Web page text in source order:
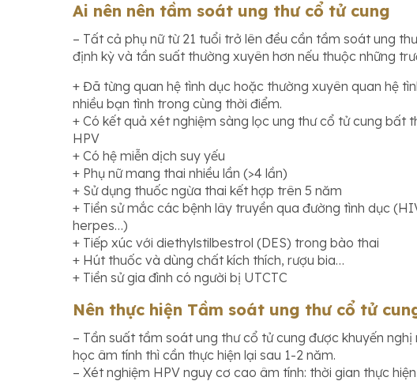
Ai nên nên tầm soát ung thư cổ tử cung
– Tất cả phụ nữ từ 21 tuổi trở lên đều cần tầm soát ung
định kỳ và tần suất thường xuyên hơn nếu thuộc những
+ Đã từng quan hệ tình dục hoặc thường xuyên quan hệ
nhiều bạn tình trong cùng thời điểm.
+ Có kết quả xét nghiệm sàng lọc ung thư cổ tử cung bất
HPV
+ Có hệ miễn dịch suy yếu
+ Phụ nữ mang thai nhiều lần (>4 lần)
+ Sử dụng thuốc ngừa thai kết hợp trên 5 năm
+ Tiền sử mắc các bệnh lây truyền qua đường tình dục
herpes…)
+ Tiếp xúc với diethylstilbestrol (DES) trong bào thai
+ Hút thuốc và dùng chất kích thích, rượu bia…
+ Tiền sử gia đình có người bị UTCTC
Nên thực hiện Tầm soát ung thư cổ tử
– Tần suất tầm soát ung thư cổ tử cung được khuyến
học âm tính thì cần thực hiện lại sau 1-2 năm.
– Xét nghiệm HPV nguy cơ cao âm tính: thời gian thực